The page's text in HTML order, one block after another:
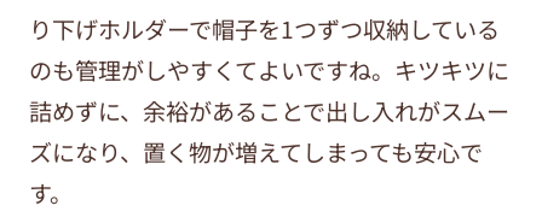
り下げホルダーで帽子を1つずつ収納している
のも管理がしやすくてよいですね。キツキツに
詰めずに、余裕があることで出し入れがスムー
ズになり、置く物が増えてしまっても安心で
す。